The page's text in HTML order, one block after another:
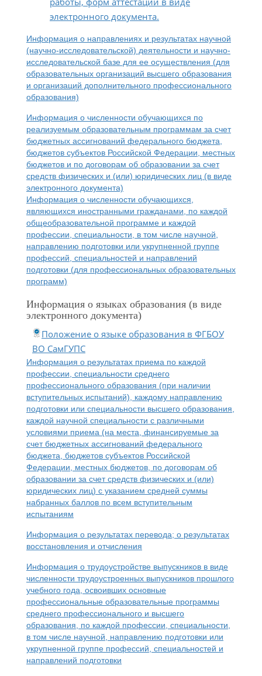
электронного документа.
Информация о направлениях и результатах научной
(научно-исследовательской) деятельности и научно-
исследовательской базе для ее осуществления (для
образовательных организаций высшего образования
и организаций дополнительного профессионального
образования)
Информация о численности обучающихся по
реализуемым образовательным программам за счет
бюджетных ассигнований федерального бюджета,
бюджетов субъектов Российской Федерации, местных
бюджетов и по договорам об образовании за счет
средств физических и (или) юридических лиц (в виде
электронного документа)
Информация о численности обучающихся,
являющихся иностранными гражданами, по каждой
общеобразовательной программе и каждой
профессии, специальности, в том числе научной,
направлению подготовки или укрупненной группе
профессий, специальностей и направлений
подготовки (для профессиональных образовательных
программ)
Информация о языках образования (в виде
электронного документа)
Положение о языке образования в ФГБОУ
ВО СамГУПС
Информация о результатах приема по каждой
профессии, специальности среднего
профессионального образования (при наличии
вступительных испытаний), каждому направлению
подготовки или специальности высшего образования,
каждой научной специальности с различными
условиями приема (на места, финансируемые за
счет бюджетных ассигнований федерального
бюджета, бюджетов субъектов Российской
Федерации, местных бюджетов, по договорам об
образовании за счет средств физических и (или)
юридических лиц) с указанием средней суммы
набранных баллов по всем вступительным
испытаниям
Информация о результатах перевода; о результатах
восстановления и отчисления
Информация о трудоустройстве выпускников в виде
численности трудоустроенных выпускников прошлого
учебного года, освоивших основные
профессиональные образовательные программы
среднего профессионального и высшего
образования, по каждой профессии, специальности,
в том числе научной, направлению подготовки или
укрупненной группе профессий, специальностей и
направлений подготовки